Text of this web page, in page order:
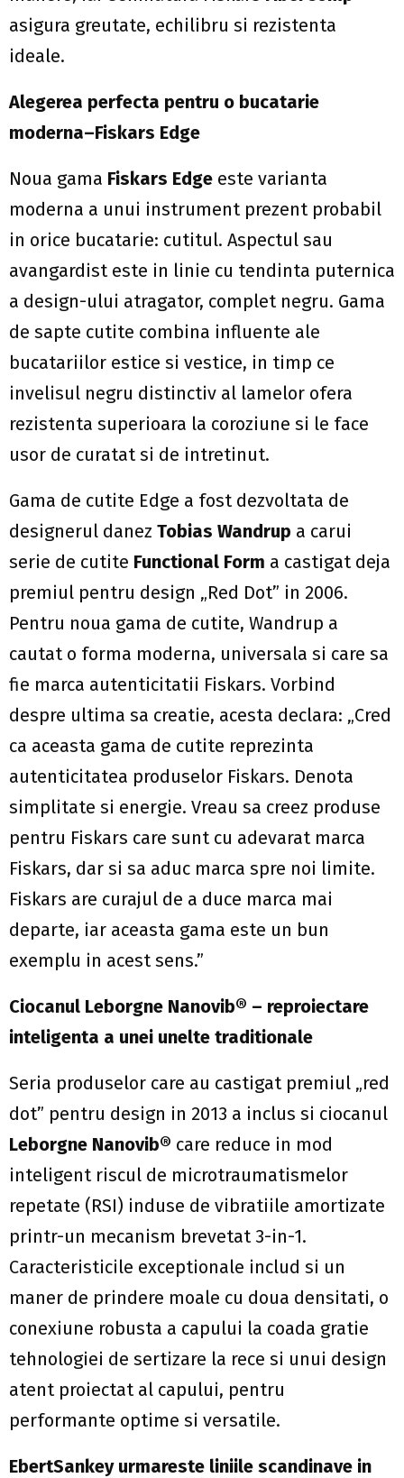
asigura greutate, echilibru si rezistenta
ideale.
Alegerea perfecta pentru o bucatarie
moderna–Fiskars Edge
Noua gama Fiskars Edge este varianta
moderna a unui instrument prezent probabil
in orice bucatarie: cutitul. Aspectul sau
avangardist este in linie cu tendinta puternica
a design-ului atragator, complet negru. Gama
de sapte cutite combina influente ale
bucatariilor estice si vestice, in timp ce
invelisul negru distinctiv al lamelor ofera
rezistenta superioara la coroziune si le face
usor de curatat si de intretinut.
Gama de cutite Edge a fost dezvoltata de
designerul danez Tobias Wandrup a carui
serie de cutite Functional Form a castigat deja
premiul pentru design „Red Dot” in 2006.
Pentru noua gama de cutite, Wandrup a
cautat o forma moderna, universala si care sa
fie marca autenticitatii Fiskars. Vorbind
despre ultima sa creatie, acesta declara: „Cred
ca aceasta gama de cutite reprezinta
autenticitatea produselor Fiskars. Denota
simplitate si energie. Vreau sa creez produse
pentru Fiskars care sunt cu adevarat marca
Fiskars, dar si sa aduc marca spre noi limite.
Fiskars are curajul de a duce marca mai
departe, iar aceasta gama este un bun
exemplu in acest sens.”
Ciocanul Leborgne Nanovib® – reproiectare
inteligenta a unei unelte traditionale
Seria produselor care au castigat premiul „red
dot” pentru design in 2013 a inclus si ciocanul
Leborgne Nanovib® care reduce in mod
inteligent riscul de microtraumatismelor
repetate (RSI) induse de vibratiile amortizate
printr-un mecanism brevetat 3-in-1.
Caracteristicile exceptionale includ si un
maner de prindere moale cu doua densitati, o
conexiune robusta a capului la coada gratie
tehnologiei de sertizare la rece si unui design
atent proiectat al capului, pentru
performante optime si versatile.
EbertSankey urmareste liniile scandinave in